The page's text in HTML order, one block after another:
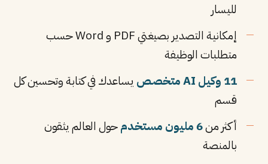
لليسار
إمكانية التصدير بصيغتي PDF و Word حسب
متطلبات الوظيفة
11 وكيل AI متخصص
يساعدك في كتابة وتحسين كل
قسم
أكثر من6 مليون مستخدم
حول العالم يثقون
بالمنصة